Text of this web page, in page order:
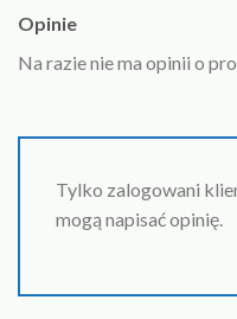
Opinie
Na razie nie ma opinii o
Tylko zalogowani
mogą napisać opinię.